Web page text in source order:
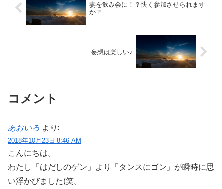
妻を飲み会に！？快く参加させられます
か？
妄想は楽しい♪
コメント
あおいろ より:
2018年10月23日 8:46 AM
こんにちは。
わたし「はだしのゲン」より「タンスにゴン」が瞬時に思
い浮かびました(笑。